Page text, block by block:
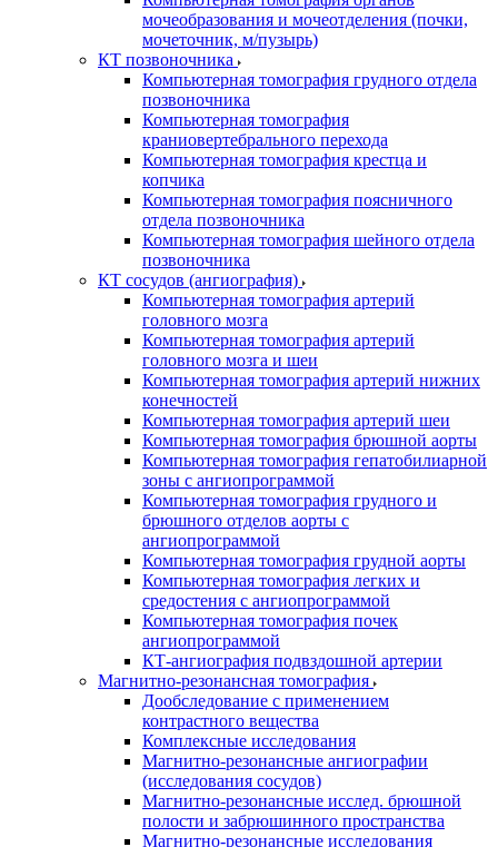
мочеобразования и мочеотделения (почки,
мочеточник, м/пузырь)
КТ позвоночника
Компьютерная томография грудного отдела
позвоночника
Компьютерная томография
краниовертебрального перехода
Компьютерная томография крестца и
копчика
Компьютерная томография поясничного
отдела позвоночника
Компьютерная томография шейного отдела
позвоночника
КТ сосудов (ангиография)
Компьютерная томография артерий
головного мозга
Компьютерная томография артерий
головного мозга и шеи
Компьютерная томография артерий нижних
конечностей
Компьютерная томография артерий шеи
Компьютерная томография брюшной аорты
Компьютерная томография гепатобилиарной
зоны с ангиопрограммой
Компьютерная томография грудного и
брюшного отделов аорты с
ангиопрограммой
Компьютерная томография грудной аорты
Компьютерная томография легких и
средостения с ангиопрограммой
Компьютерная томография почек
ангиопрограммой
КТ-ангиография подвздошной артерии
Магнитно-резонансная томография
Дообследование с применением
контрастного вещества
Комплексные исследования
Магнитно-резонансные ангиографии
(исследования сосудов)
Магнитно-резонансные исслед. брюшной
полости и забрюшинного пространства
Магнитно-резонансные исследования